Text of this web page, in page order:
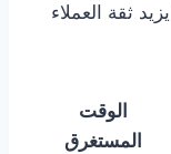
ثقة العملاء
الوقت
المستغرق